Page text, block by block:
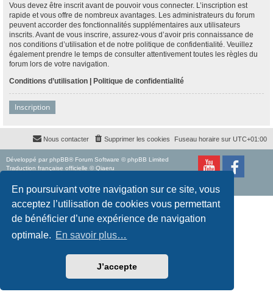
En poursuivant votre navigation sur ce site, vous
acceptez l’utilisation de cookies vous permettant
de bénéficier d’une expérience de navigation
optimale. En savoir plus…
J’accepte
Vous devez être inscrit avant de pouvoir vous connecter. L’inscription est
rapide et vous offre de nombreux avantages. Les administrateurs du forum
peuvent accorder des fonctionnalités supplémentaires aux utilisateurs
inscrits. Avant de vous inscrire, assurez-vous d’avoir pris connaissance de
nos conditions d’utilisation et de notre politique de confidentialité. Veuillez
également prendre le temps de consulter attentivement toutes les règles du
forum lors de votre navigation.
Conditions d’utilisation | Politique de confidentialité
Inscription
Fuseau horaire sur UTC+01:00
Supprimer les cookies
Nous contacter
Développé par phpBB® Forum Software © phpBB Limited
Traduction française officielle © Qiaeru
Confidentialité
Conditions